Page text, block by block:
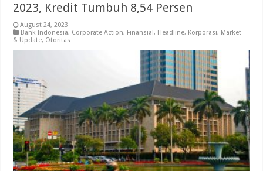
2023, Kredit Tumbuh 8,54 Persen
August 24, 2023
Bank Indonesia, Corporate Action, Finansial, Headline, Korporasi, Market
& Update, Otoritas